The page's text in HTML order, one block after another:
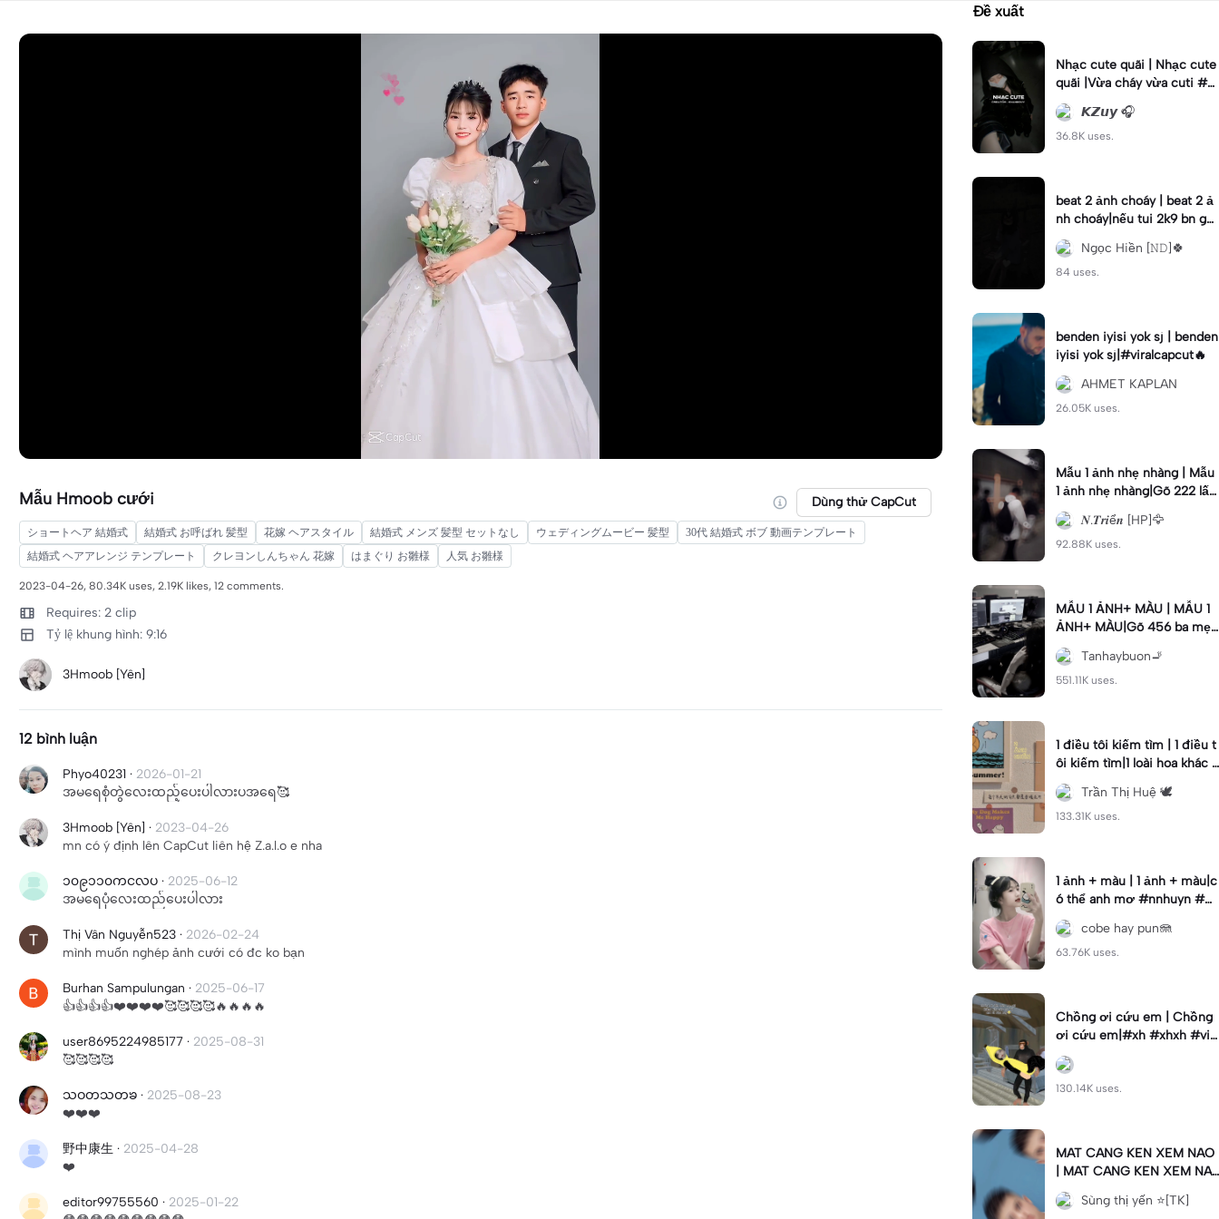
Mẫu Hmoob cưới Dùng thử CapCut
ショートヘア 結婚式 結婚式 お呼ばれ 髪型 花嫁 ヘアスタイル 結婚式 メンズ 髪型 セットなし ウェディングムービー 髪型
30代 結婚式 ボブ 動画テンプレート
結婚式 ヘアアレンジ テンプレート
クレヨンしんちゃん 花嫁 はまぐり お雛様 人気 お雛様
2023-04-26, 80.34K uses, 2.19K likes, 12 comments.
Requires: 2 clip
Tỷ lệ khung hình: 9:16
3Hmoob [Yên]
12 bình luận
Phyo40231 · 2026-01-21
အမရေစုံတွဲလေးထည့်ပေးပါလားပအရေ🥰
3Hmoob [Yên] · 2023-04-26
mn có ý định lên CapCut liên hệ Z.a.l.o e nha
၁၀၉၁၁၀ကငလပ · 2025-06-12
အမရေပုံလေးထည်ပေးပါလား
Thị Vân Nguyễn523 · 2026-02-24
mình muốn nghép ảnh cưới có đc ko bạn
Burhan Sampulungan · 2025-06-17
👍👍👍👍❤️❤️❤️❤️🥰🥰🥰🥰🔥🔥🔥🔥
user8695224985177 · 2025-08-31
🥰🥰🥰🥰
သဝတသတၶ · 2025-08-23
❤️❤️❤️
野中康生 · 2025-04-28
❤️
editor99755560 · 2025-01-22
Đề xuất
Nhạc cute quãi | Nhạc cute
quãi |Vừa cháy vừa cuti #x
h #khahduy
𝙆𝙕𝙪𝙮 🎧
36.8K uses.
beat 2 ảnh choáy | beat 2 ả
nh choáy|nếu tui 2k9 bn gọi
tui là... #xhuong📌#hanna_e
dit#choayNgọc Hiền [𝙽𝙳]🍀
84 uses.
benden iyisi yok sj | benden
iyisi yok sj|#viralcapcut🔥
AHMET KAPLAN
26.05K uses.
Mẫu 1 ảnh nhẹ nhàng | Mẫu
1 ảnh nhẹ nhàng|Gõ 222 lấy
vía da trắng #xuhuong #nhi
ethuyet #1anh #fyp
𝑵.𝑻𝒓𝒊ể𝒏 [HP]🦅
92.88K uses.
MẪU 1 ẢNH+ MÀU | MẪU 1
ẢNH+ MÀU|Gõ 456 ba mẹ
được mạnh khoẻ #dductan
#mau1anh #mau
Tanhaybuon🚬
551.11K uses.
1 điều tôi kiếm tìm | 1 điều t
ôi kiếm tìm|1 loài hoa khác b
iệt 🐾 #xh#tranthihue#tth2
5#viralTrần Thị Huệ 🕊️
133.31K uses.
1 ảnh + màu | 1 ảnh + màu|c
ó thể anh mơ #nnhuyn #w
gts #xhuong📌
cobe hay pun🪼
63.76K uses.
Chồng ơi cứu em | Chồng
ơi cứu em|#xh #xhxh #vir
al
130.14K uses.
MAT CANG KEN XEM NAO
| MAT CANG KEN XEM NA
O|#xuhuong👑🥀#statuswa
#storywa #fyp#ngau😎😎
Sùng thị yến ⭐[TK]